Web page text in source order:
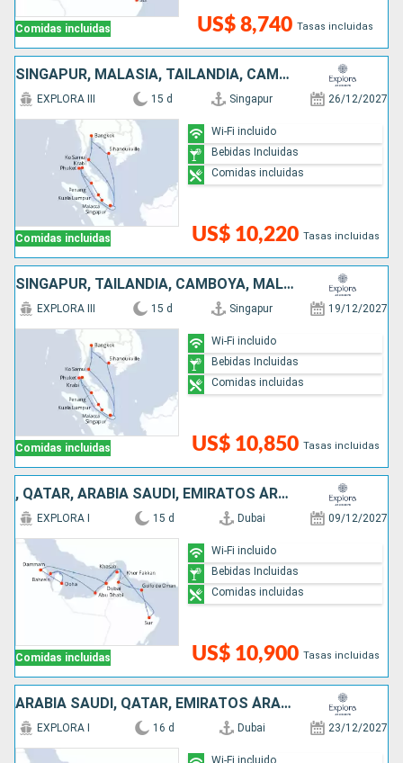
Comidas incluidas US$ 8,740 Tasas incluidas
SINGAPUR, MALASIA, TAILANDIA, CAMBOYA
Comidas incluidas
EXPLORA III 15 d Singapur 26/12/2027
US$ 10,220 Tasas incluidas
Wi-Fi incluido
Bebidas Incluidas
Comidas incluidas
SINGAPUR, TAILANDIA, CAMBOYA, MALASIA
Comidas incluidas
EXPLORA III 15 d Singapur 19/12/2027
US$ 10,850 Tasas incluidas
Wi-Fi incluido
Bebidas Incluidas
Comidas incluidas
, QATAR, ARABIA SAUDÍ, EMIRATOS ÁRABES UNIDOS, OMAN
Comidas incluidas
EXPLORA I 15 d Dubai 09/12/2027
US$ 10,900 Tasas incluidas
Wi-Fi incluido
Bebidas Incluidas
Comidas incluidas
ARABIA SAUDÍ, QATAR, EMIRATOS ÁRABES UNIDOS, OMAN
EXPLORA I 16 d Dubai 23/12/2027
Wi-Fi incluido